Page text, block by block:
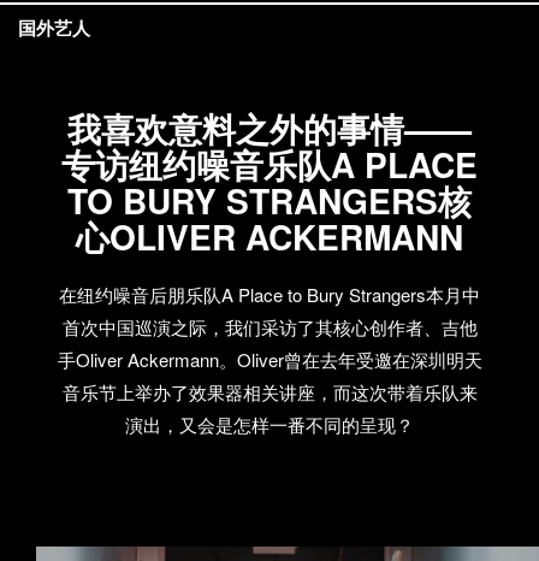
我喜欢意料之外的事情——
专访纽约噪音乐队A PLACE
TO BURY STRANGERS核
心OLIVER ACKERMANN
在纽约噪音后朋乐队A Place to Bury Strangers本月中
首次中国巡演之际，我们采访了其核心创作者、吉他
手Oliver Ackermann。Oliver曾在去年受邀在深圳明天
音乐节上举办了效果器相关讲座，而这次带着乐队来
演出，又会是怎样一番不同的呈现？
国外艺人